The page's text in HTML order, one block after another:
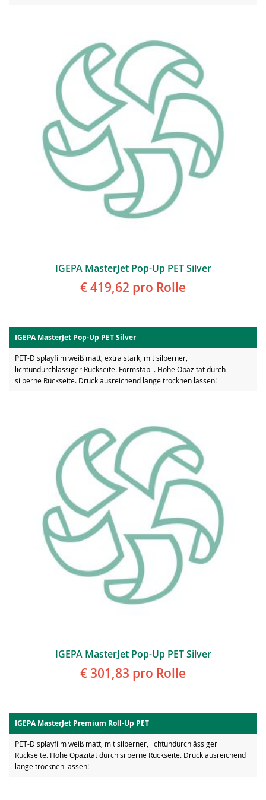
IGEPA MasterJet Pop-Up PET Silver
€ 419,62 pro Rolle
IGEPA MasterJet Pop-Up PET Silver
PET-Displayfilm weiß matt, extra stark, mit silberner,
lichtundurchlässiger Rückseite. Formstabil. Hohe Opazität durch
silberne Rückseite. Druck ausreichend lange trocknen lassen!
IGEPA MasterJet Pop-Up PET Silver
€ 301,83 pro Rolle
IGEPA MasterJet Premium Roll-Up PET
PET-Displayfilm weiß matt, mit silberner, lichtundurchlässiger
Rückseite. Hohe Opazität durch silberne Rückseite. Druck ausreichend
lange trocknen lassen!